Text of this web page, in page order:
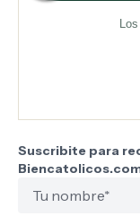
Suscribite para